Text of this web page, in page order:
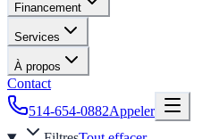
Financement
Services
À propos
Contact
514-654-0882Appeler